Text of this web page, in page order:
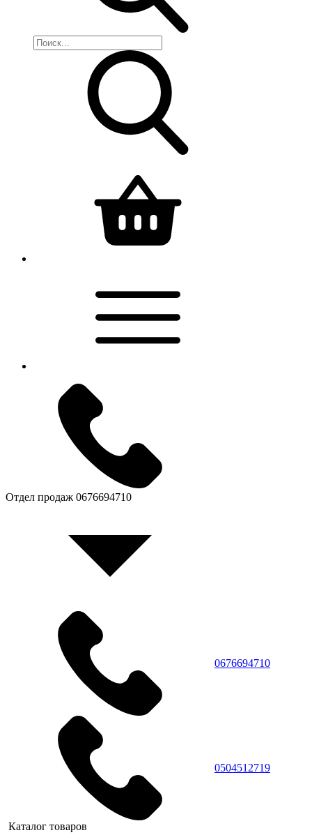
Отдел продаж 0676694710
0676694710
0504512719
Каталог товаров